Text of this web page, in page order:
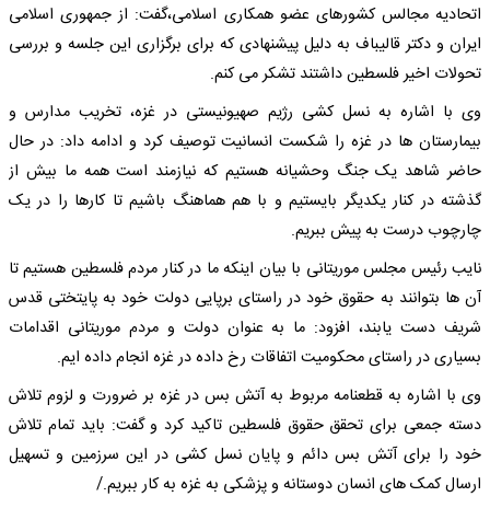
اتحادیه مجالس کشورهای عضو همکاری اسلامی،گفت: از جمهوری اسلامی
ایران و دکتر قالیباف به دلیل پیشنهادی که برای برگزاری این جلسه و بررسی
تحولات اخیر فلسطین داشتند تشکر می کنم.
وی با اشاره به نسل کشی رژیم صهیونیستی در غزه، تخریب مدارس و
بیمارستان ها در غزه را شکست انسانیت توصیف کرد و ادامه داد: در حال
حاضر شاهد یک جنگ وحشیانه هستیم که نیازمند است همه ما بیش از
گذشته در کنار یکدیگر بایستیم و با هم هماهنگ باشیم تا کارها را در یک
چارچوب درست به پیش ببریم.
نایب رئیس مجلس موریتانی با بیان اینکه ما در کنار مردم فلسطین هستیم تا
آن ها بتوانند به حقوق خود در راستای برپایی دولت خود به پایتختی قدس
شریف دست یابند، افزود: ما به عنوان دولت و مردم موریتانی اقدامات
بسیاری در راستای محکومیت اتفاقات رخ داده در غزه انجام داده ایم.
وی با اشاره به قطعنامه مربوط به آتش بس در غزه بر ضرورت و لزوم تلاش
دسته جمعی برای تحقق حقوق فلسطین تاکید کرد و گفت: باید تمام تلاش
خود را برای آتش بس دائم و پایان نسل کشی در این سرزمین و تسهیل
ارسال کمک های انسان دوستانه و پزشکی به غزه به کار ببریم./